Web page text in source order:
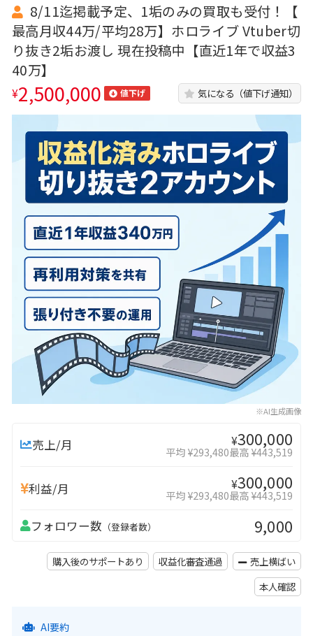
※AI生成画像
8/11迄掲載予定、1垢のみの買取も受付！【
最高月収44万/平均28万】ホロライブ Vtuber切
り抜き2垢お渡し 現在投稿中【直近1年で収益3
40万】
¥2,500,000 値下げ 気になる（値下げ通知）
売上/月 ¥300,000
平均 ¥293,480最高 ¥443,519
利益/月 ¥300,000
平均 ¥293,480最高 ¥443,519
フォロワー数 （登録者数） 9,000
購入後のサポートあり 収益化審査通過
売上横ばい
本人確認
AI要約